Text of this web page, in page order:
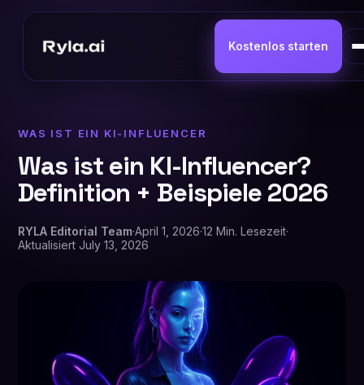
Kostenlos starten
WAS IST EIN KI-INFLUENCER
Was ist ein KI-Influencer?
Definition + Beispiele 2026
RYLA Editorial Team·April 1, 2026·12 Min. Lesezeit·
Aktualisiert July 13, 2026